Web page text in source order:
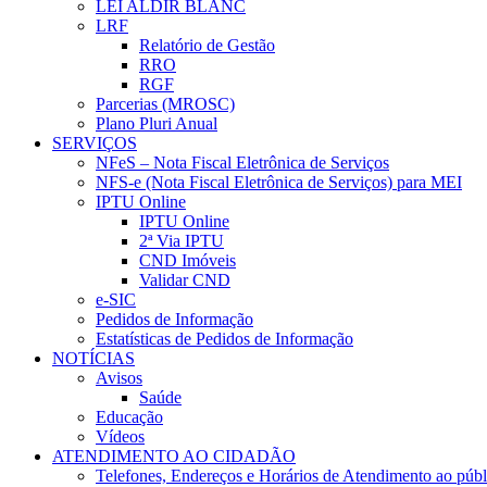
LEI ALDIR BLANC
LRF
Relatório de Gestão
RRO
RGF
Parcerias (MROSC)
Plano Pluri Anual
SERVIÇOS
NFeS – Nota Fiscal Eletrônica de Serviços
NFS-e (Nota Fiscal Eletrônica de Serviços) para MEI
IPTU Online
IPTU Online
2ª Via IPTU
CND Imóveis
Validar CND
e-SIC
Pedidos de Informação
Estatísticas de Pedidos de Informação
NOTÍCIAS
Avisos
Saúde
Educação
Vídeos
ATENDIMENTO AO CIDADÃO
Telefones, Endereços e Horários de Atendimento ao